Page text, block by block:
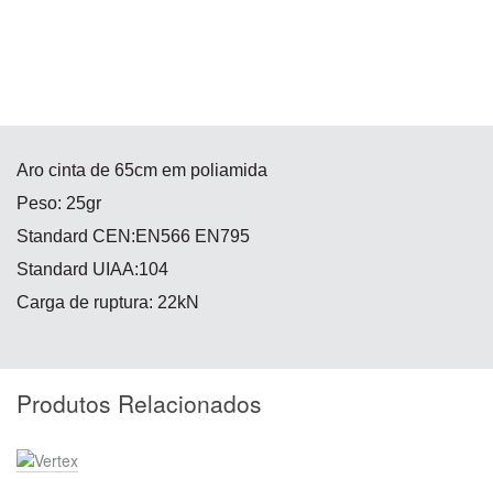
Aro cinta de 65cm em poliamida
Peso: 25gr
Standard CEN:EN566 EN795
Standard UIAA:104
Carga de ruptura: 22kN
Produtos Relacionados